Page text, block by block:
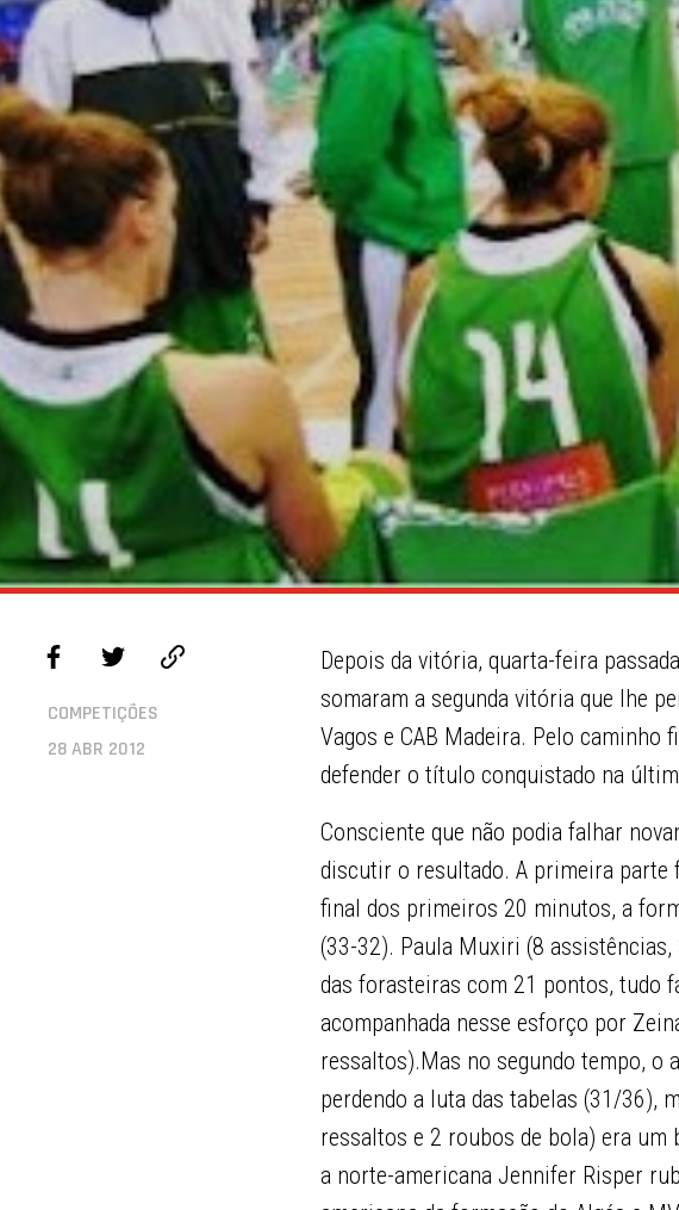
COMPETIÇÕES
28 ABR 2012
Depois da vitória, quarta-feira
somaram a segunda vitória que lhe
Vagos e CAB Madeira. Pelo caminho
defender o título conquistado na
Consciente que não podia falhar
discutir o resultado. A primeira parte
final dos primeiros 20 minutos, a
(33-32). Paula Muxiri (8
das forasteiras com 21 pontos, tudo
acompanhada nesse esforço por
ressaltos).Mas no segundo tempo, o
perdendo a luta das tabelas (31/36),
ressaltos e 2 roubos de bola) era
a norte-americana Jennifer Risper